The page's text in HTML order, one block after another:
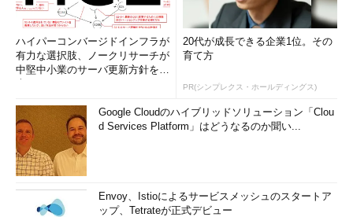
ハイパーコンバージドインフラが
有力な選択肢、ノークリサーチが
中堅中小業のサーバ更新方針を調
20代が成長できる企業1位。その
育て方
PR(シンプレクス・ホールディングス)
Google Cloudのハイブリッドソリューション「Clou
d Services Platform」はどうなるのか聞い...
Envoy、Istioによるサービスメッシュのスタートア
ップ、Tetrateが正式デビュー